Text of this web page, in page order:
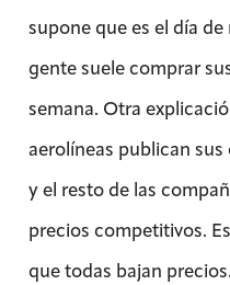
supone que es el día
gente suele comprar
semana. Otra
aerolíneas publican
y el resto de las
precios competitivos.
que todas bajan